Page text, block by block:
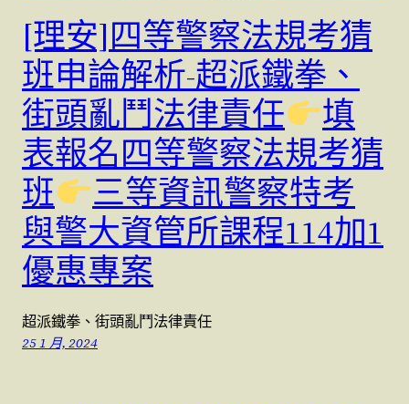
[理安]四等警察法規考猜
班申論解析-超派鐵拳、
街頭亂鬥法律責任
填
表報名四等警察法規考猜
班
三等資訊警察特考
與警大資管所課程114加1
優惠專案
超派鐵拳、街頭亂鬥法律責任
25 1 月, 2024